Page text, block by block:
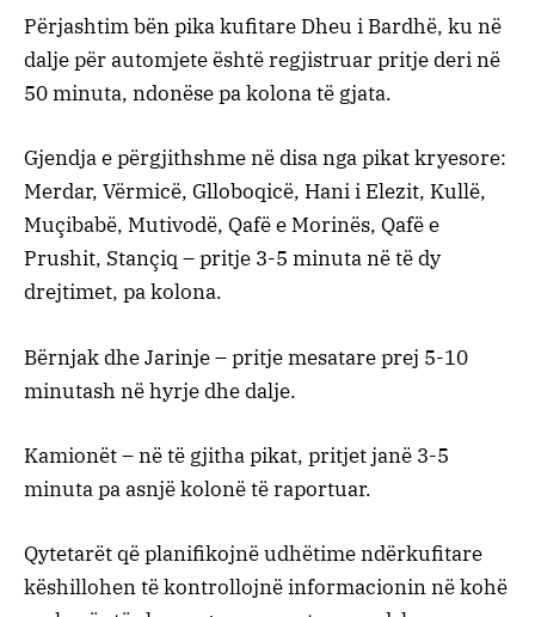
Përjashtim bën pika kufitare Dheu i Bardhë, ku në
dalje për automjete është regjistruar pritje deri në
50 minuta, ndonëse pa kolona të gjata.
Gjendja e përgjithshme në disa nga pikat kryesore:
Merdar, Vërmicë, Glloboqicë, Hani i Elezit, Kullë,
Muçibabë, Mutivodë, Qafë e Morinës, Qafë e
Prushit, Stançiq – pritje 3-5 minuta në të dy
drejtimet, pa kolona.
Bërnjak dhe Jarinje – pritje mesatare prej 5-10
minutash në hyrje dhe dalje.
Kamionët – në të gjitha pikat, pritjet janë 3-5
minuta pa asnjë kolonë të raportuar.
Qytetarët që planifikojnë udhëtime ndërkufitare
këshillohen të kontrollojnë informacionin në kohë